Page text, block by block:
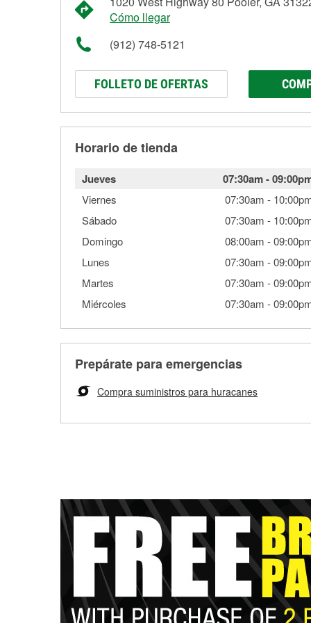
Cómo llegar
(912) 748-5121
FOLLETO DE OFERTAS
Horario de tienda
Jueves 07:30am-
Viernes 07:30am -
Sábado
07:30am -
Domingo
08:00am -
Lunes
07:30am -
Martes
07:30am -
Miércoles
07:30am -
Prepárate para emergencias
Compra suministros para huracanes